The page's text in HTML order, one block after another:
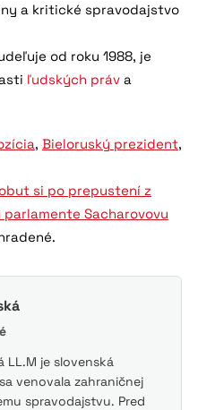
a kritické spravodajstvo
od roku 1988, je
ľudských práva
, Bieloruský prezident,
si po prepustení z
Sacharovovu
LL.M je slovenská
venovala zahraničnej
spravodajstvu. Pred